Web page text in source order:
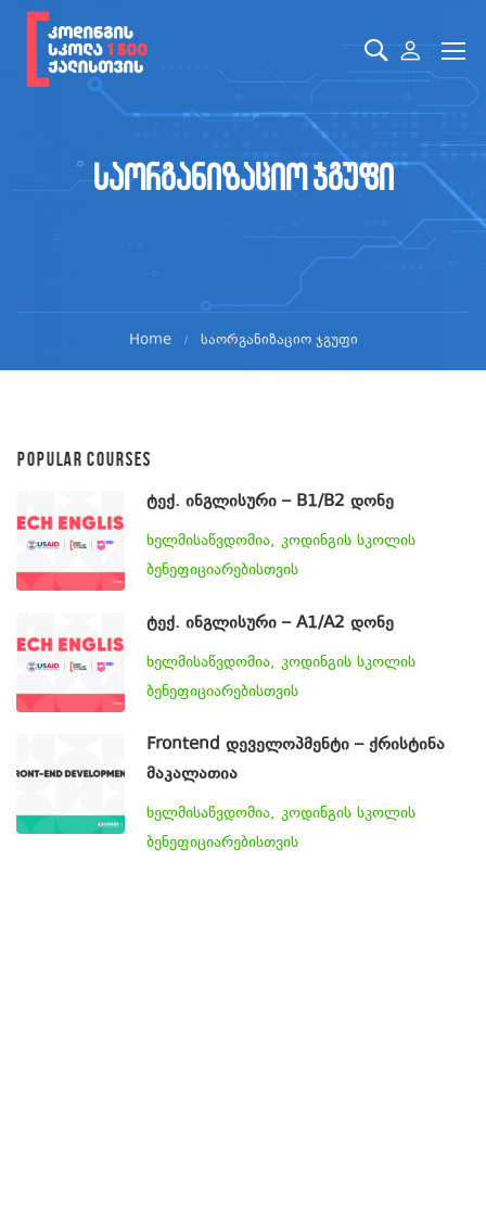
საორგანიზაციო ჯგუფი
Home საორგანიზაციო ჯგუფი
POPULAR COURSES
ტექ. ინგლისური – B1/B2 დონე
ხელმისაწვდომია, კოდინგის სკოლის
ბენეფიციარებისთვის
ტექ. ინგლისური – A1/A2 დონე
ხელმისაწვდომია, კოდინგის სკოლის
ბენეფიციარებისთვის
Frontend დეველოპმენტი – ქრისტინა
მაკალათია
ხელმისაწვდომია, კოდინგის სკოლის
ბენეფიციარებისთვის